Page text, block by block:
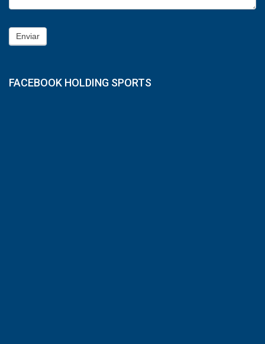
Enviar
FACEBOOK HOLDING SPORTS